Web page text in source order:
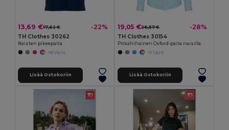
13,69 €17,62 € -22%
TH Clothes 30262
Naisten pikeepaita
+8 Värit
Lisää Ostokoriin
19,05 €26,57 € -28%
TH Clothes 30154
Pitkähihainen Oxford-paita naisille
+1 Värit
Lisää Ostokoriin